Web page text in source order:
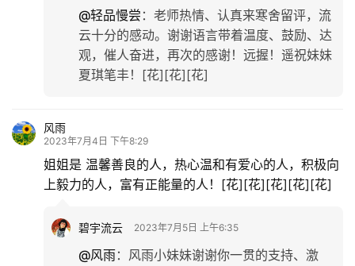
@轻品慢尝 ： 老师热情、认真来寒舍留评，流
云十分的感动。谢谢语言带着温度、鼓励、达
观，催人奋进，再次的感谢！远握！遥祝妹妹
夏琪笔丰！[花][花][花]
风雨
2023年7月4日 下午8:29
姐姐是 温馨善良的人，热心温和有爱心的人，积极向
上毅力的人，富有正能量的人！[花][花][花][花][花]
碧宇流云 2023年7月5日 上午6:35
@风雨： 风雨小妹妹谢谢你一贯的支持、激